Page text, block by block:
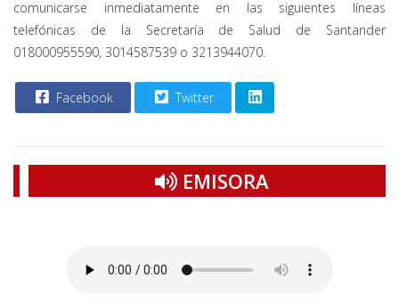
comunicarse inmediatamente en las siguientes líneas
telefónicas de la Secretaría de Salud de Santander
018000955590, 3014587539 o 3213944070.
Facebook Twitter
EMISORA